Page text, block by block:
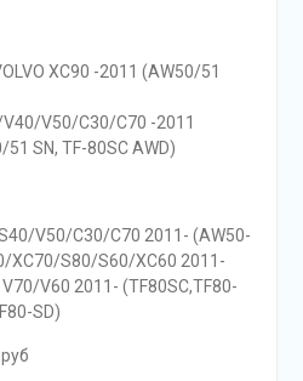
XC90 -2011 (AW50/51
V50/C30/C70 -2011
SN, TF-80SC AWD)
V50/C30/C70 2011- (AW50-
XC70/S80/S60/XC60 2011-
V60 2011- (TF80SC,TF80-
SD)